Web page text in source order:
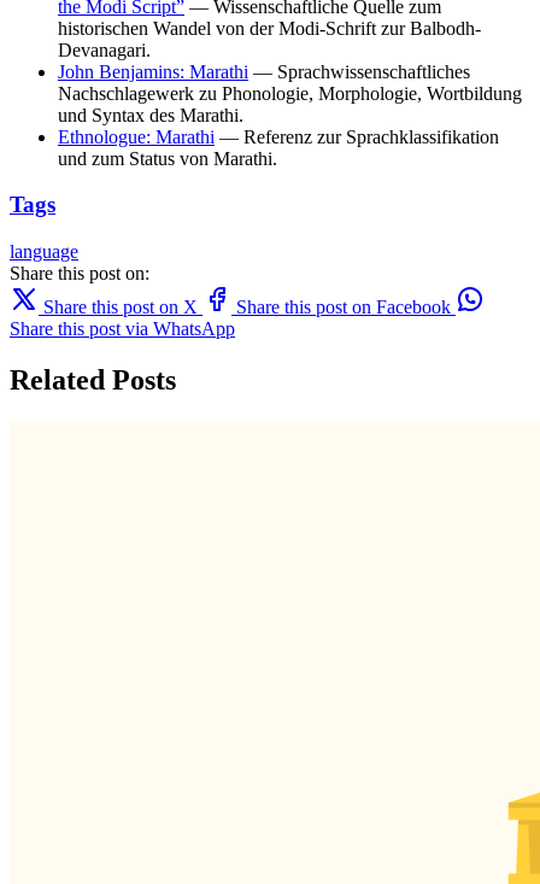
the Modi Script” — Wissenschaftliche Quelle zum
historischen Wandel von der Modi-Schrift zur Balbodh-
Devanagari.
John Benjamins: Marathi — Sprachwissenschaftliches
Nachschlagewerk zu Phonologie, Morphologie, Wortbildung
und Syntax des Marathi.
Ethnologue: Marathi — Referenz zur Sprachklassifikation
und zum Status von Marathi.
Tags
language
Share this post on:
Share this post on X
Share this post on Facebook
Share this post via WhatsApp
Related Posts